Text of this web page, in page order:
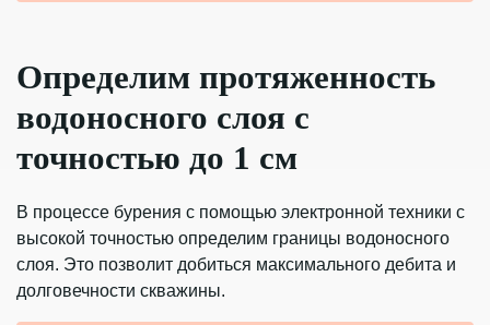
Определим протяженность
водоносного слоя с
точностью до 1 см
В процессе бурения с помощью электронной техники с
высокой точностью определим границы водоносного
слоя. Это позволит добиться максимального дебита и
долговечности скважины.